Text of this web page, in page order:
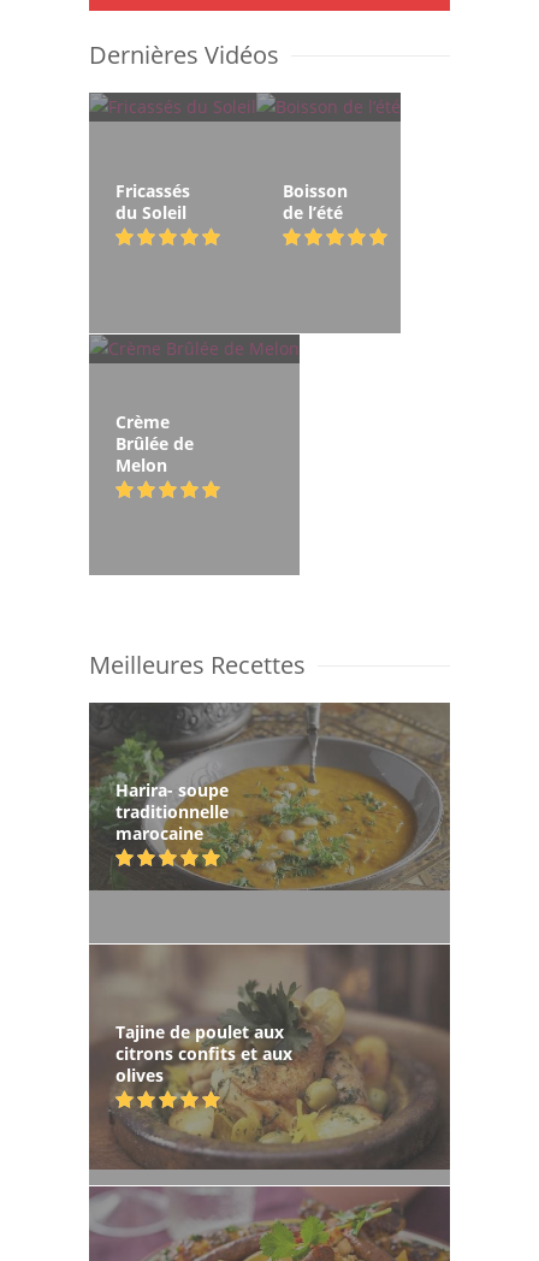
Dernières Vidéos
Fricassés
du Soleil
Boisson
de l’été
Crème
Brûlée de
Melon
Meilleures Recettes
Harira- soupe
traditionnelle
marocaine
Tajine de poulet aux
citrons confits et aux
olives